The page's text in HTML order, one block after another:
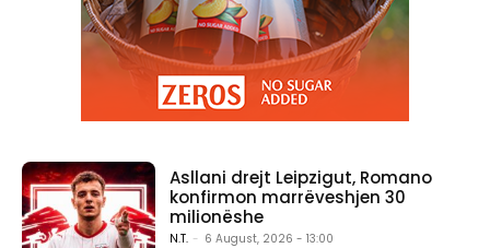
Asllani drejt Leipzigut, Romano
konfirmon marrëveshjen 30
milionëshe
N.T. - 6 August, 2026 - 13:00